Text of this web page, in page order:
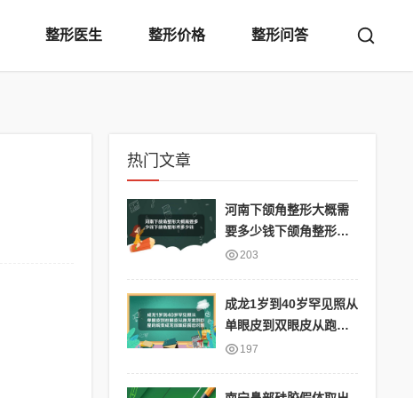
整形医生 整形价格 整形问答
热门文章
河南下颌角整形大概需
要多少钱下颌角整形术
多少钱
203
成龙1岁到40岁罕见照从
单眼皮到双眼皮从跑龙
套到巨星的蜕变成龙双
197